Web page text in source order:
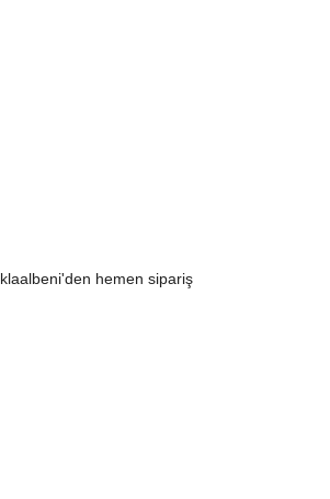
hemen sipariş